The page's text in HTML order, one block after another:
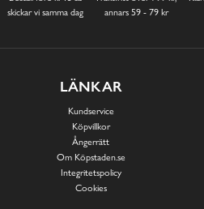
skickar vi samma dag
annars 59 - 79 kr
LÄNKAR
Kundservice
Köpvillkor
Ångerrätt
Om Köpstaden.se
Integritetspolicy
Cookies